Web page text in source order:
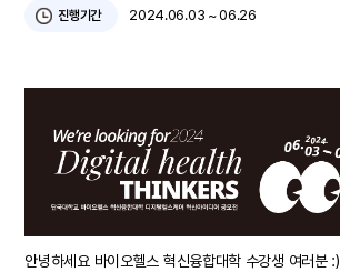
진행기간 2024.06.03 ~ 06.26
안녕하세요 바이오헬스 혁신융합대학 수강생 여러분 :)